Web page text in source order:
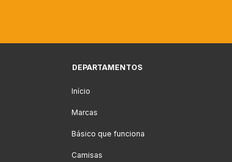
DEPARTAMENTOS
Início
Marcas
Básico que funciona
Camisas